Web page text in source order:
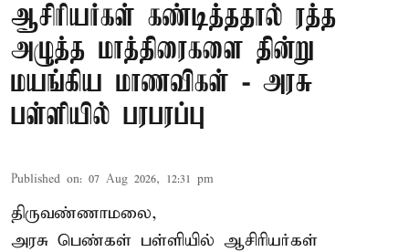
ஆசிரியர்கள் கண்டித்ததால் ரத்த
அழுத்த மாத்திரைகளை தின்று
மயங்கிய மாணவிகள் - அரசு
பள்ளியில் பரபரப்பு
Published on: 07 Aug 2026, 12:31 pm
திருவண்ணாமலை,
அரசு பெண்கள் பள்ளியில் ஆசிரியர்கள்